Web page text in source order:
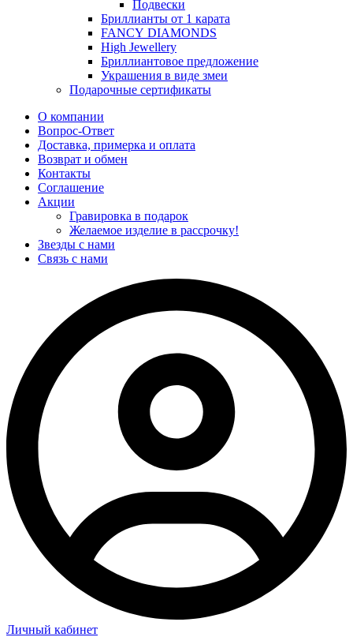
Подвески
Бриллианты от 1 карата
FANCY DIAMONDS
High Jewellery
Бриллиантовое предложение
Украшения в виде змеи
Подарочные сертификаты
О компании
Вопрос-Ответ
Доставка, примерка и оплата
Возврат и обмен
Контакты
Соглашение
Акции
Гравировка в подарок
Желаемое изделие в рассрочку!
Звезды с нами
Связь с нами
Личный кабинет